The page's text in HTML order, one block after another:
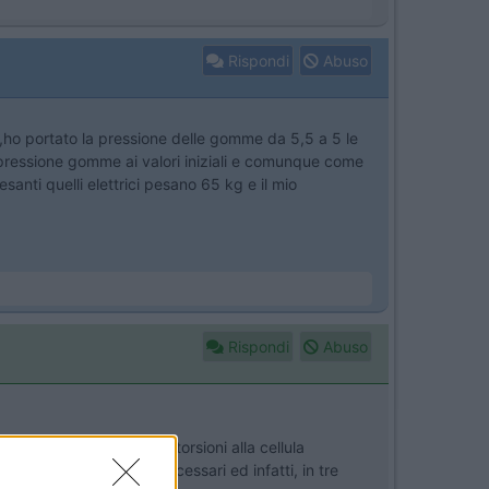
Rispondi Abuso
portato la pressione delle gomme da 5,5 a 5 le
gomme ai valori iniziali e comunque come
quelli elettrici pesano 65 kg e il mio
Rispondi Abuso
perfettamente senza torsioni alla cellula
sarebbero stati ultra necessari ed infatti, in tre